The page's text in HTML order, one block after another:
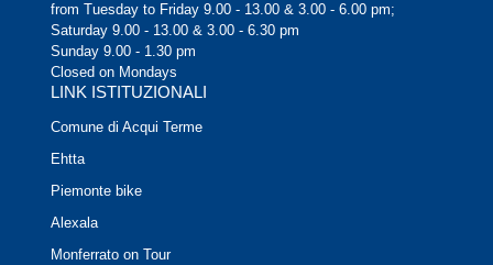
from Tuesday to Friday 9.00 - 13.00 & 3.00 - 6.00 pm;
Saturday 9.00 - 13.00 & 3.00 - 6.30 pm
Sunday 9.00 - 1.30 pm
Closed on Mondays
LINK ISTITUZIONALI
Comune di Acqui Terme
Ehtta
Piemonte bike
Alexala
Monferrato on Tour